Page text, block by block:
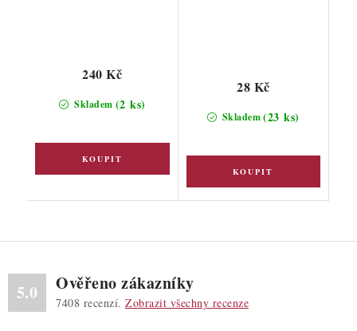
Skladem (2 ks)
240 Kč
Skladem(23 ks)
28 Kč
5.0 Ověřeno zákazníky
7408 recenzí. Zobrazit všechny recenze